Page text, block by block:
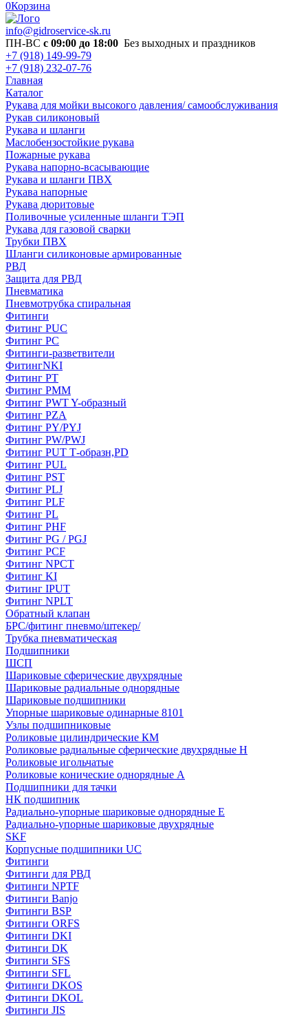
0Корзина
info@gidroservice-sk.ru
ПН-ВС с 09:00 до 18:00 Без выходных и праздников
+7 (918) 149-99-79
+7 (918) 232-07-76
Главная
Каталог
Рукава для мойки высокого давления/ самообслуживания
Рукав силиконовый
Рукава и шланги
Маслобензостойкие рукава
Пожарные рукава
Рукава напорно-всасывающие
Рукава и шланги ПВХ
Рукава напорные
Рукава дюритовые
Поливочные усиленные шланги ТЭП
Рукава для газовой сварки
Трубки ПВХ
Шланги силиконовые армированные
РВД
Защита для РВД
Пневматика
Пневмотрубка спиральная
Фитинги
Фитинг PUC
Фитинг PC
Фитинги-разветвители
ФитингNKI
Фитинг РТ
Фитинг РММ
Фитинг РWT Y-образный
Фитинг PZA
Фитинг PY/PYJ
Фитинг PW/PWJ
Фитинг PUT Т-образн,PD
Фитинг PUL
Фитинг PST
Фитинг PLJ
Фитинг PLF
Фитинг PL
Фитинг PHF
Фитинг PG / PGJ
Фитинг PCF
Фитинг NPCT
Фитинг KI
Фитинг IPUT
Фитинг NPLT
Обратный клапан
БРС/фитинг пневмо/штекер/
Трубка пневматическая
Подшипники
ШСП
Шариковые сферические двухрядные
Шариковые радиальные однорядные
Шариковые подшипники
Упорные шариковые одинарные 8101
Узлы подшипниковые
Роликовые цилиндрические КМ
Роликовые радиальные сферические двухрядные H
Роликовые игольчатые
Роликовые конические однорядные А
Подшипники для тачки
НК подшипник
Радиально-упорные шариковые однорядные Е
Радиально-упорные шариковые двухрядные
SKF
Корпусные подшипники UC
Фитинги
Фитинги для РВД
Фитинги NPTF
Фитинги Banjo
Фитинги BSP
Фитинги ORFS
Фитинги DKI
Фитинги DK
Фитинги SFS
Фитинги SFL
Фитинги DKOS
Фитинги DKOL
Фитинги JIS